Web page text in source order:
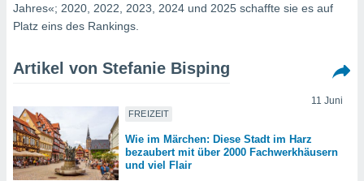
basiert,
Ihnen
zur
stellen.
UND
FORTFAHREN
EINSTELLUNGEN
Jahres«; 2020, 2022, 2023, 2024 und 2025 schaffte sie es auf
Platz eins des Rankings.
Artikel von Stefanie Bisping
FREIZEIT
11 Juni
Wie im Märchen: Diese Stadt im Harz
bezaubert mit über 2000 Fachwerkhäusern
und viel Flair